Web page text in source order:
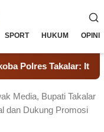
SPORT HUKUM OPINI
Takalar: Itu Hoax
Media, Bupati Takalar
dan Dukung Promosi